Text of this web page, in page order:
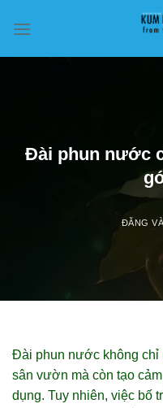
qua
Đài phun nước
ĐĂNG
Đài phun nước không chỉ
sân vườn mà còn tạo
dụng. Tuy nhiên, việc bố